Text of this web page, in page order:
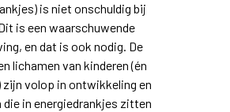
is niet onschuldig bij
is een waarschuwende
en dat is ook nodig. De
lichamen van kinderen (én
zijn volop in ontwikkeling en
in energiedrankjes zitten